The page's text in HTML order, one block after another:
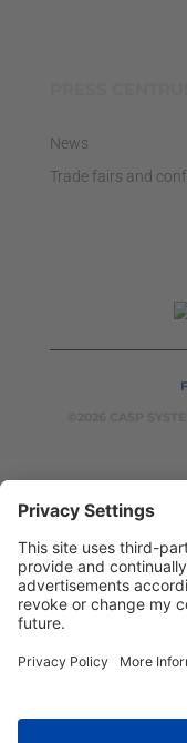
News
Trade fairs and
ENDT.PL
CASP System –
2002 - 2026 ©